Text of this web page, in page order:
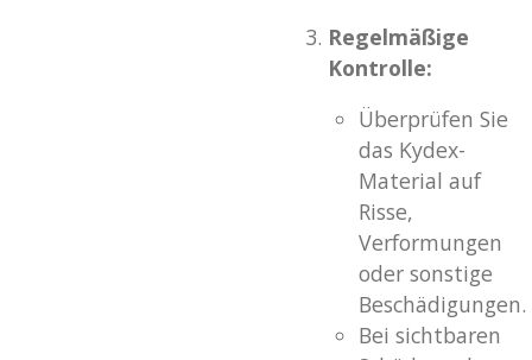
Regelmäßige
Kontrolle:
Überprüfen Sie
das Kydex-
Material auf
Risse,
Verformungen
oder sonstige
Beschädigungen.
Bei sichtbaren